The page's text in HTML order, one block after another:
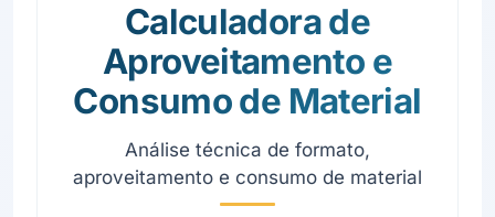
Calculadora de
Aproveitamento e
Consumo de Material
Análise técnica de formato,
aproveitamento e consumo de material